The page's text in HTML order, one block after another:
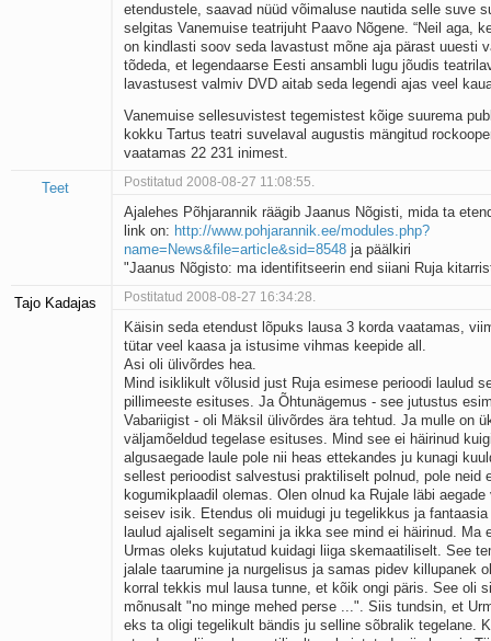
etendustele, saavad nüüd võimaluse nautida selle suve
selgitas Vanemuise teatrijuht Paavo Nõgene. “Neil aga,
on kindlasti soov seda lavastust mõne aja pärast uuesti
tõdeda, et legendaarse Eesti ansambli lugu jõudis
lavastusest valmiv DVD aitab seda legendi ajas veel
Vanemuise sellesuvistest tegemistest kõige suurema
kokku Tartus teatri suvelaval augustis mängitud
vaatamas 22 231 inimest.
Teet Postitatud 2008-08-27 11:08:55.
Ajalehes Põhjarannik räägib Jaanus Nõgisti, mida ta
link on: http://www.pohjarannik.ee/modules.php?
name=News&file=article&sid=8548 ja päälkiri
"Jaanus Nõgisto: ma identifitseerin end siiani Ruja
Tajo Kadajas Postitatud 2008-08-27 16:34:28.
Käisin seda etendust lõpuks lausa 3 korda vaatamas,
tütar veel kaasa ja istusime vihmas keepide all.
Asi oli ülivõrdes hea.
Mind isiklikult võlusid just Ruja esimese perioodi laulud
pillimeeste esituses. Ja Õhtunägemus - see jutustus
Vabariigist - oli Mäksil ülivõrdes ära tehtud. Ja mulle on
väljamõeldud tegelase esituses. Mind see ei häirinud
algusaegade laule pole nii heas ettekandes ju kunagi
sellest perioodist salvestusi praktiliselt polnud, pole neid
kogumikplaadil olemas. Olen olnud ka Rujale läbi aegade
seisev isik. Etendus oli muidugi ju tegelikkus ja
laulud ajaliselt segamini ja ikka see mind ei häirinud. Ma
Urmas oleks kujutatud kuidagi liiga skemaatiliselt. See
jalale taarumine ja nurgelisus ja samas pidev killupanek
korral tekkis mul lausa tunne, et kõik ongi päris. See oli
mõnusalt "no minge mehed perse ...". Siis tundsin, et
eks ta oligi tegelikult bändis ju selline sõbralik tegelane.